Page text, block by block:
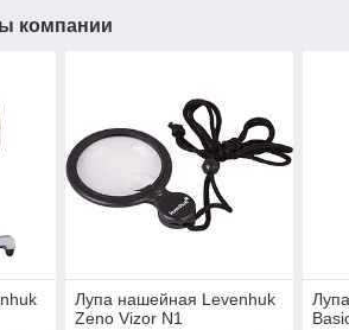
компании
Лупа нашейная Levenhuk
Zeno Vizor N1